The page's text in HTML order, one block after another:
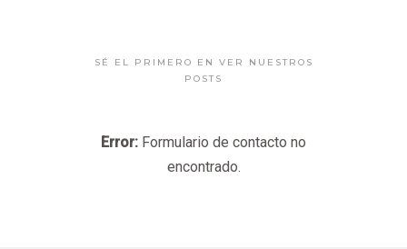
SÉ EL PRIMERO EN VER NUESTROS
POSTS
Error: Formulario de contacto no
encontrado.